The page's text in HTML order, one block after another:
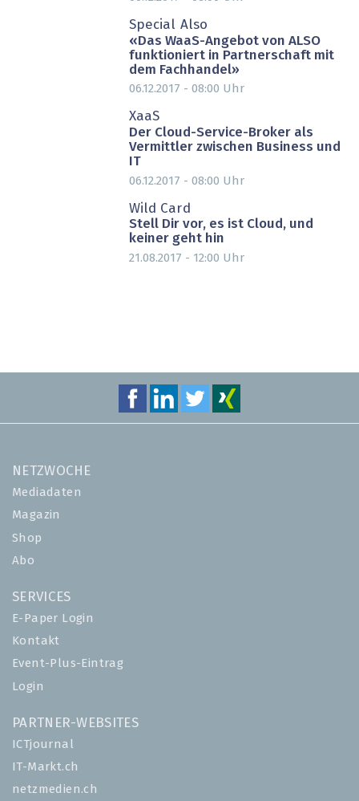
Special Also
«Das WaaS-Angebot von ALSO
funktioniert in Partnerschaft mit
dem Fachhandel»
06.12.2017 - 08:00 Uhr
XaaS
Der Cloud-Service-Broker als
Vermittler zwischen Business und
IT
06.12.2017 - 08:00 Uhr
Wild Card
Stell Dir vor, es ist Cloud, und
keiner geht hin
21.08.2017 - 12:00 Uhr
NETZWOCHE
Mediadaten
Magazin
Shop
Abo
SERVICES
E-Paper Login
Kontakt
Event-Plus-Eintrag
Login
PARTNER-WEBSITES
ICTjournal
IT-Markt.ch
netzmedien.ch